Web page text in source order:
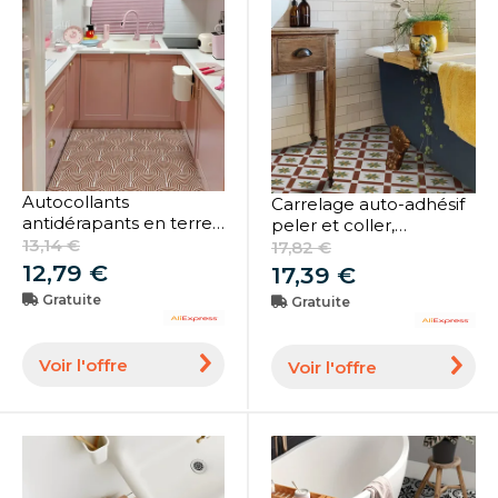
Autocollants
antidérapants en terre
cuite pour carrelage de
sol, imperméables et
amovibles pour bain,
cuisine, lavanderie
13,14 €
12,79 €
Gratuite
Voir l'offre
Carrelage auto-adhésif
peler et coller,
carrelage en vinyle
imperméable, facile à
ligner pour la salle de
bain à la maison
17,82 €
17,39 €
Gratuite
Voir l'offre